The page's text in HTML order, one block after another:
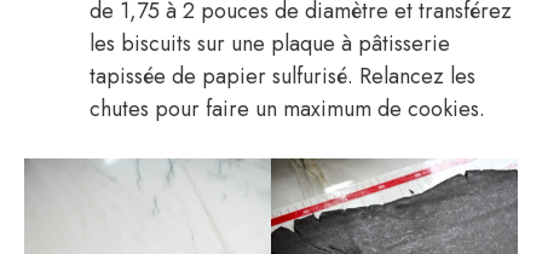
de 1,75 à 2 pouces de diamètre et transférez
les biscuits sur une plaque à pâtisserie
tapissée de papier sulfurisé. Relancez les
chutes pour faire un maximum de cookies.